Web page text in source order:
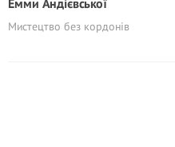
Емми Андієвської
Мистецтво без кордонів